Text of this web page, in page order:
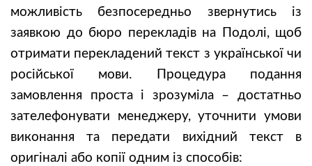
можливість безпосередньо звернутись із
заявкою до бюро перекладів на Подолі, щоб
отримати перекладений текст з української чи
російської мови. Процедура подання
замовлення проста і зрозуміла – достатньо
зателефонувати менеджеру, уточнити умови
виконання та передати вихідний текст в
оригіналі або копії одним із способів: